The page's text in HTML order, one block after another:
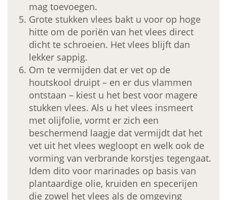
mag toevoegen.
Grote stukken vlees bakt u voor op hoge
hitte om de poriën van het vlees direct
dicht te schroeien. Het vlees blijft dan
lekker sappig.
Om te vermijden dat er vet op de
houtskool druipt – en er dus vlammen
ontstaan – kiest u het best voor magere
stukken vlees. Als u het vlees insmeert
met olijfolie, vormt er zich een
beschermend laagje dat vermijdt dat het
vet uit het vlees wegloopt en welk ook de
vorming van verbrande korstjes tegengaat.
Idem dito voor marinades op basis van
plantaardige olie, kruiden en specerijen
die zowel het vlees als de omgeving